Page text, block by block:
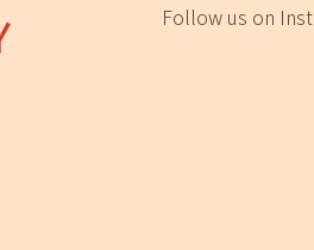
Follow us on